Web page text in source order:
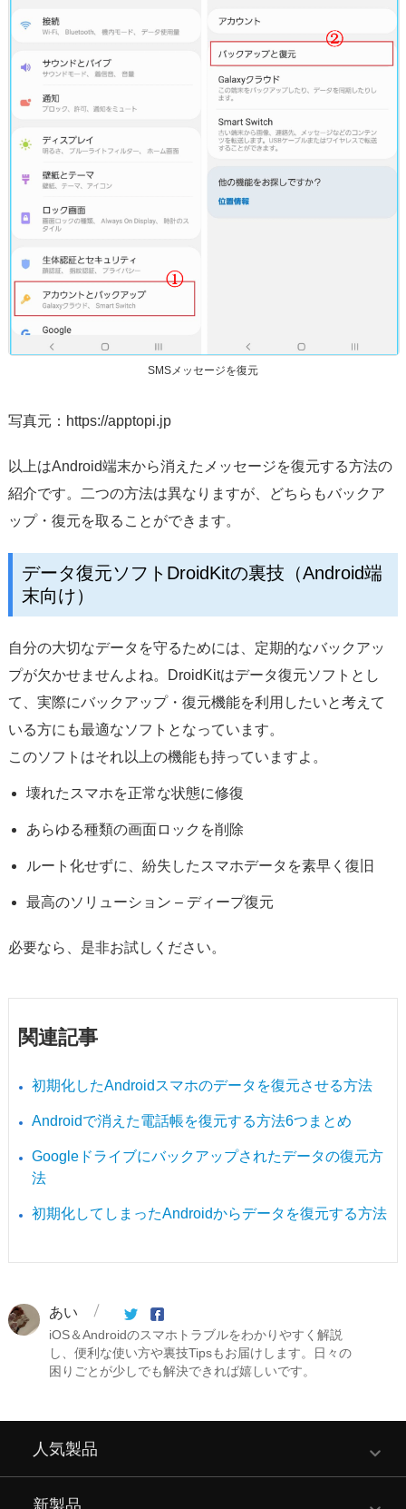
SMSメッセージを復元
写真元：https://apptopi.jp
以上はAndroid端末から消えたメッセージを復元する方法の
紹介です。二つの方法は異なりますが、どちらもバックア
ップ・復元を取ることができます。
データ復元ソフトDroidKitの裏技（Android端
末向け）
自分の大切なデータを守るためには、定期的なバックアッ
プが欠かせませんよね。DroidKitはデータ復元ソフトとし
て、実際にバックアップ・復元機能を利用したいと考えて
いる方にも最適なソフトとなっています。
このソフトはそれ以上の機能も持っていますよ。
壊れたスマホを正常な状態に修復
あらゆる種類の画面ロックを削除
ルート化せずに、紛失したスマホデータを素早く復旧
最高のソリューション – ディープ復元
必要なら、是非お試しください。
関連記事
初期化したAndroidスマホのデータを復元させる方法
Androidで消えた電話帳を復元する方法6つまとめ
Googleドライブにバックアップされたデータの復元方
法
初期化してしまったAndroidからデータを復元する方法
あい
iOS＆Androidのスマホトラブルをわかりやすく解説
し、便利な使い方や裏技Tipsもお届けします。日々の
困りごとが少しでも解決できれば嬉しいです。
人気製品